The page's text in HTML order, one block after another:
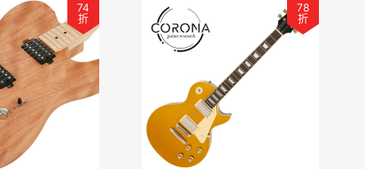
74
折
78
折